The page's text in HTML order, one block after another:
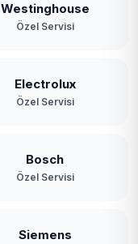
Westinghouse
Özel Servisi
Electrolux
Özel Servisi
Bosch
Özel Servisi
Siemens